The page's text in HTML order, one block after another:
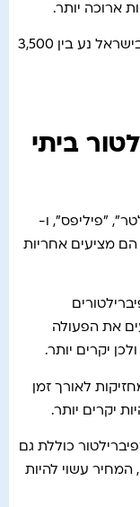
ארוכה יותר.
באופן כללי, המחיר של דפיברילטור ביתי בישראל נע בין 3,500
ביתי
"פיליפס", ו-
הם מציעים אחריות
את הפעולה
יקרים יותר.
לאורך זמן
יקרים יותר.
כוללת גם
המחיר עשוי להיות